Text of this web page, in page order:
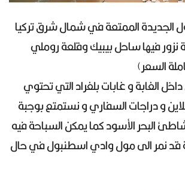
الجديدة الممتعة في شمال شرق تركيا
نزور فيها ساحل بيبيك وقلعة روملي
السعر)
الغابة و غابات بلغراد التي تحتوي
و دراجات السفاري و نستمتع بوجبة
البحر الأسود كما يمكن السباحة فيه
نمر الى مول وادي اسطنبول في حال